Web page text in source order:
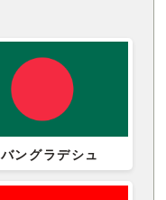
バングラデシュ